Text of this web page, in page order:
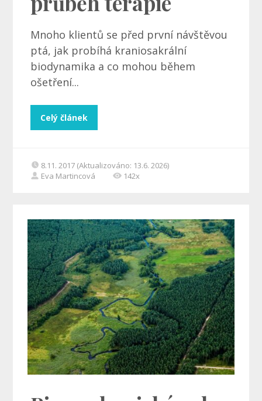
Mnoho klientů se před první návštěvou
ptá, jak probíhá kraniosakrální
biodynamika a co mohou během
ošetření...
Celý článek
8.11. 2017 (Aktualizováno: 13.6. 2026)
Eva Martincová
142x